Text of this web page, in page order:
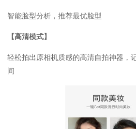
智能脸型分析，推荐最优脸型
【高清模式】
轻松拍出原相机质感的高清自拍神器，
间